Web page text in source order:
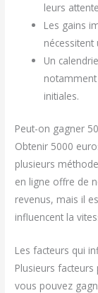
leurs
Les gains
nécessitent
Un
initiales.
Peut-on gagner
Obtenir 5000
plusieurs
en ligne offre de
revenus, mais il
influencent la
Les facteurs qui
Plusieurs
vous pouvez